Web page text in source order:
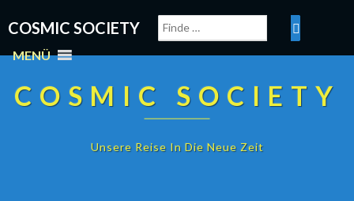
COSMIC SOCIETY
MENÜ
COSMIC SOCIETY
Unsere Reise In Die Neue Zeit